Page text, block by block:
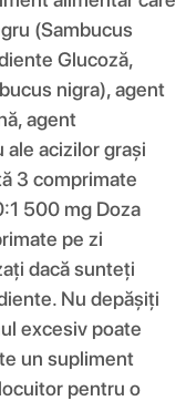
(Sambucus
Glucoză,
nigra), agent
agent
acizilor grași
3 comprimate
500 mg Doza
pe zi
dacă sunteți
Nu depășiți
excesiv poate
un supliment
pentru o